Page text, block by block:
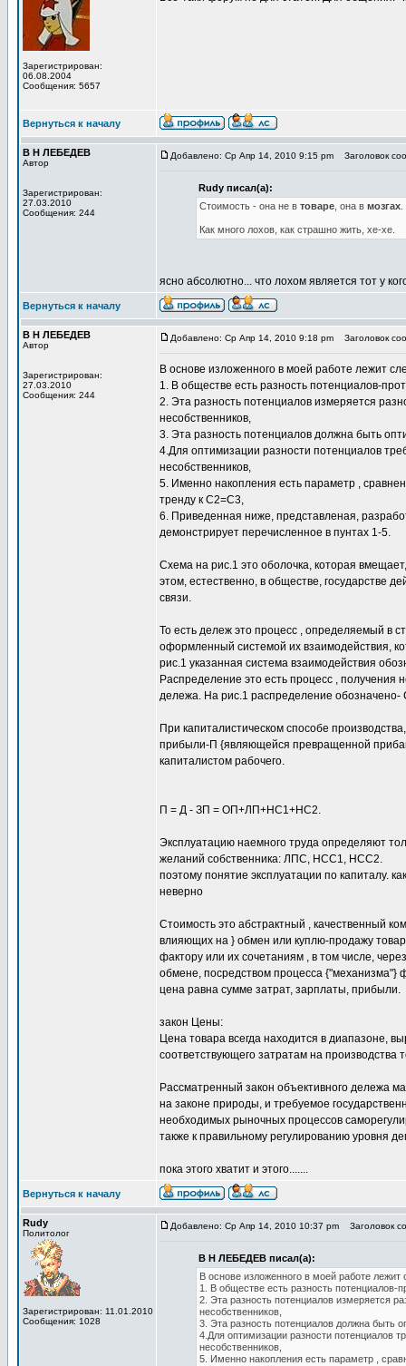
Зарегистрирован:
06.08.2004
Сообщения: 5657
Вернуться к началу
В Н ЛЕБЕДЕВ
Автор
Зарегистрирован:
27.03.2010
Сообщения: 244
Добавлено: Ср Апр 14, 2010 9:15 pm Заголовок
Rudy писал(а):
Стоимость - она не в товаре , она в мозгах
Как много лохов, как страшно жить, хе-хе.
ясно абсолютно... что лохом является тот у
Вернуться к началу
В Н ЛЕБЕДЕВ
Автор
Зарегистрирован:
27.03.2010
Сообщения: 244
Добавлено: Ср Апр 14, 2010 9:18 pm Заголовок
В основе изложенного в моей работе лежит
1. В обществе есть разность потенциалов-
2. Эта разность потенциалов измеряется
несобственников,
3. Эта разность потенциалов должна быть
4.Для оптимизации разности потенциалов
несобственников,
5. Именно накопления есть параметр ,
тренду к С2=С3,
6. Приведенная ниже, представленая,
демонстрирует перечисленное в пунтах 1-5.
Схема на рис.1 это оболочка, которая
этом, естественно, в обществе, государстве
связи.
То есть дележ это процесс , определяемый в
оформленный системой их взаимодействия,
рис.1 указанная система взаимодействия
Распределение это есть процесс ,
дележа. На рис.1 распределение обозначено-
При капиталистическом способе
прибыли-П {являющейся превращенной
капиталистом рабочего.
П = Д - ЗП = ОП+ЛП+НС1+НС2.
Эксплуатацию наемного труда определяют
желаний собственника: ЛПС, НСС1, НСС2.
поэтому понятие эксплуатации по капиталу.
неверно
Стоимость это абстрактный , качественный
влияющих на } обмен или куплю-продажу
фактору или их сочетаниям , в том числе,
обмене, посредством процесса
цена равна сумме затрат, зарплаты, прибыли.
закон Цены:
Цена товара всегда находится в диапазоне,
соответствующего затратам на производства
Рассматренный закон объективного дележа
на законе природы, и требуемое
необходимых рыночных процессов
также к правильному регулированию уровня
пока этого хватит и этого.......
Вернуться к началу
Rudy
Политолог
Зарегистрирован: 11.01.2010
Сообщения: 1028
Добавлено: Ср Апр 14, 2010 10:37 pm Заголовок
В Н ЛЕБЕДЕВ писал(а):
В основе изложенного в моей работе лежит
1. В обществе есть разность потенциалов-
2. Эта разность потенциалов измеряется
несобственников,
3. Эта разность потенциалов должна быть
4.Для оптимизации разности потенциалов
несобственников,
5. Именно накопления есть параметр ,